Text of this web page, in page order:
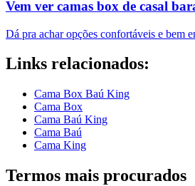
Vem ver camas box de casal
Dá pra achar opções confortáveis e bem
Links relacionados:
Cama Box Baú King
Cama Box
Cama Baú King
Cama Baú
Cama King
Termos mais procurados